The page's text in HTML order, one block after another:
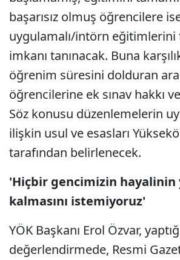
başarısız olmuş öğrencilere
uygulamalı/intörn
imkanı tanınacak. Buna
öğrenim süresini dolduran ara
öğrencilerine ek sınav hakkı
Söz konusu düzenlemelerin
ilişkin usul ve esasları
tarafından belirlenecek.
'Hiçbir gencimizin hayalinin
kalmasını istemiyoruz'
YÖK Başkanı Erol Özvar,
değerlendirmede, Resmi